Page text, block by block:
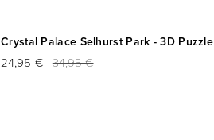
Crystal Palace Selhurst Park - 3D Puzzle
24,95 € 34,95 €